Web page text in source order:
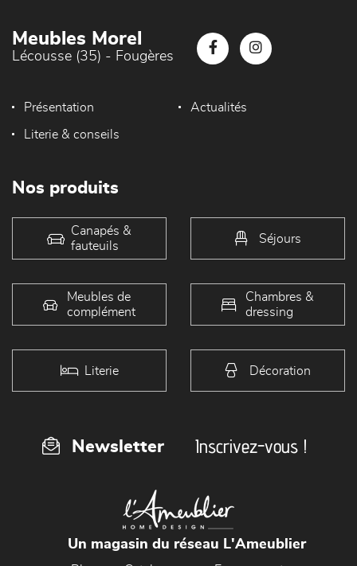
Meubles Morel
Lécousse (35) - Fougères
Présentation Actualités
Literie & conseils
Nos produits
Canapés &
fauteuils
Séjours
Meubles de
complément
Chambres &
dressing
Literie Décoration
Newsletter Inscrivez-vous !
Un magasin du réseau L'Ameublier